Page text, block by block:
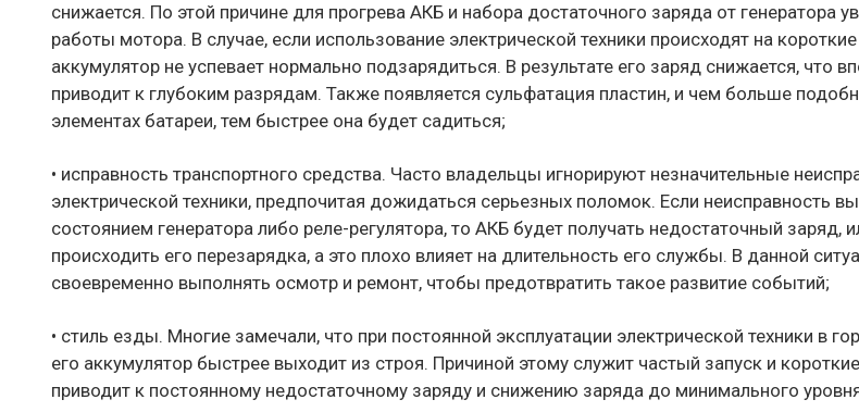
снижается. По этой причине для прогрева АКБ и набора достаточного заряда от генератора
работы мотора. В случае, если использование электрической техники происходят на
аккумулятор не успевает нормально подзарядиться. В результате его заряд снижается, что
приводит к глубоким разрядам. Также появляется сульфатация пластин, и чем больше
элементах батареи, тем быстрее она будет садиться;
• исправность транспортного средства. Часто владельцы игнорируют незначительные
электрической техники, предпочитая дожидаться серьезных поломок. Если неисправность
состоянием генератора либо реле-регулятора, то АКБ будет получать недостаточный заряд,
происходить его перезарядка, а это плохо влияет на длительность его службы. В данной
своевременно выполнять осмотр и ремонт, чтобы предотвратить такое развитие событий;
• стиль езды. Многие замечали, что при постоянной эксплуатации электрической техники в
его аккумулятор быстрее выходит из строя. Причиной этому служит частый запуск и
приводит к постоянному недостаточному заряду и снижению заряда до минимального